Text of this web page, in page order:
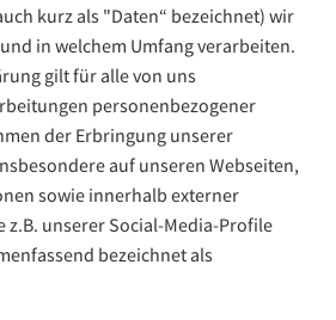
kurz als "Daten“ bezeichnet) wir
in welchem Umfang verarbeiten.
gilt für alle von uns
personenbezogener
der Erbringung unserer
auf unseren Webseiten,
sowie innerhalb externer
z.B. unserer Social-Media-Profile
bezeichnet als